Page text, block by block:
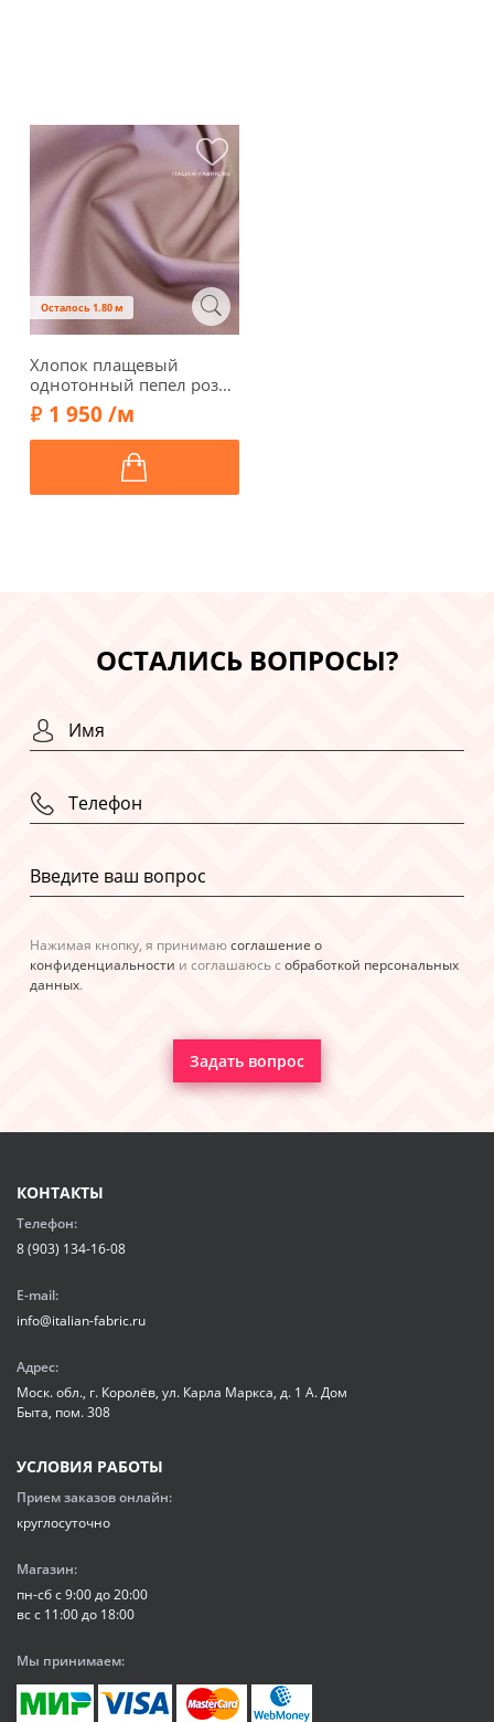
Осталось 1.80 м
Хлопок плащевый
однотонный пепел розы,
TCP11-5
1 950 /м
ОСТАЛИСЬ ВОПРОСЫ?
Нажимая кнопку, я принимаюсоглашение о
конфиденциальности и соглашаюсь с обработкой персональных
данных.
Задать вопрос
КОНТАКТЫ
Телефон:
8 (903) 134-16-08
E-mail:
info@italian-fabric.ru
Адрес:
Моск. обл., г. Королёв, ул. Карла Маркса, д. 1 А. Дом
Быта, пом. 308
УСЛОВИЯ РАБОТЫ
Прием заказов онлайн:
круглосуточно
Магазин:
пн-сб с 9:00 до 20:00
вс с 11:00 до 18:00
Мы принимаем: